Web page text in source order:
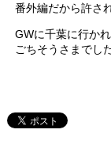
番外編だから許さ
GWに千葉に行か
ごちそうさまでした